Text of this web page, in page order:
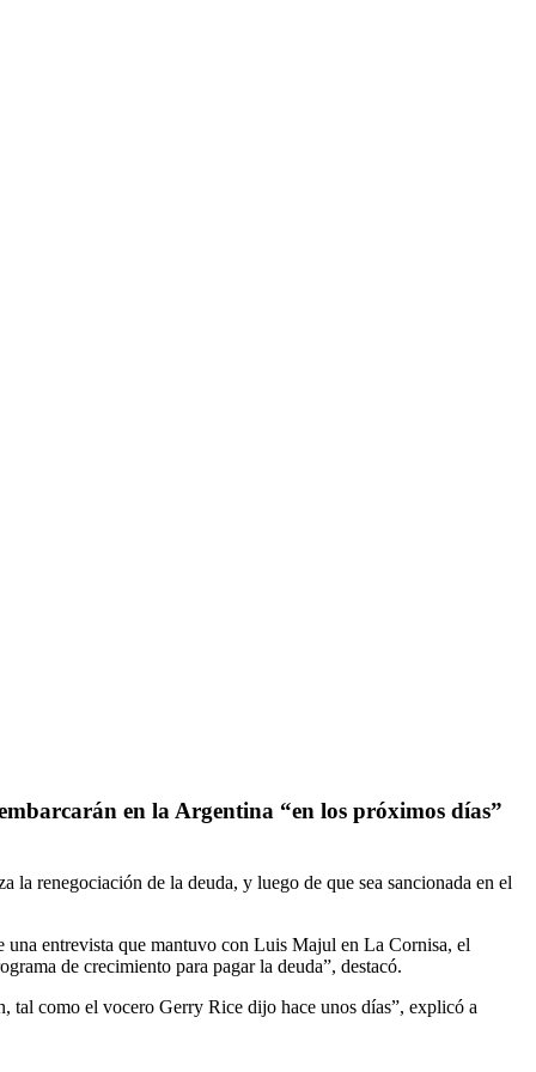
en la Argentina “en los próximos días”
la renegociación de la deuda, y luego de que sea sancionada en el
una entrevista que mantuvo con Luis Majul en La Cornisa, el
de crecimiento para pagar la deuda”, destacó.
tal como el vocero Gerry Rice dijo hace unos días”, explicó a